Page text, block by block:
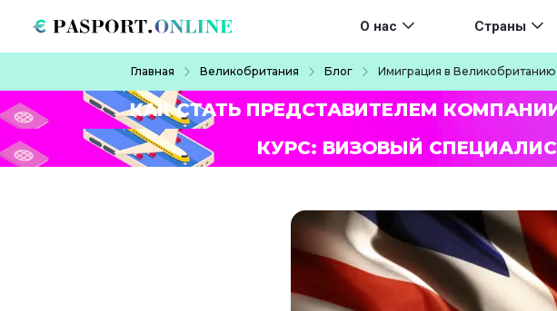
Main navigation
О нас Страны
Главная Великобритания Блог Имиграция в Великобританию
КАК СТАТЬ ПРЕДСТАВИТЕЛЕМ
КУРС: ВИЗОВЫЙ